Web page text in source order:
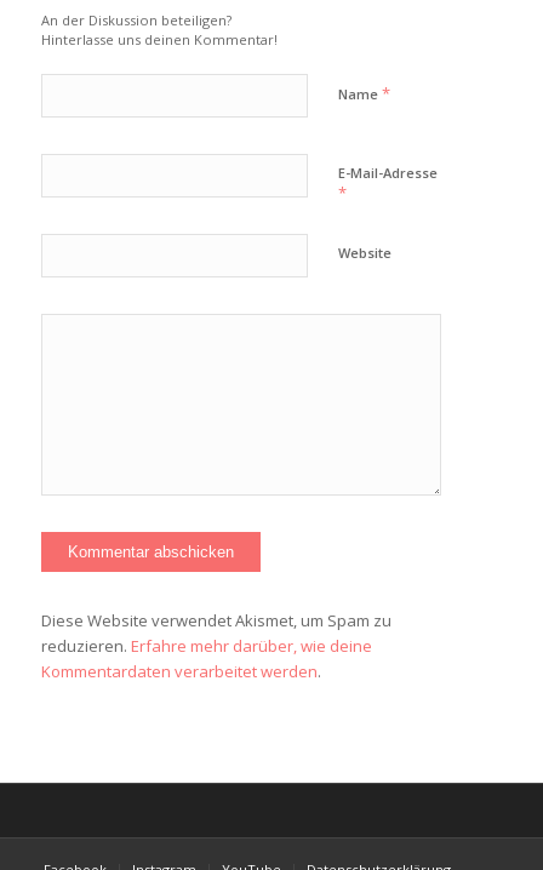
An der Diskussion beteiligen?
Hinterlasse uns deinen Kommentar!
Name *
E-Mail-Adresse
*
Website
Diese Website verwendet Akismet, um Spam zu
reduzieren. Erfahre mehr darüber, wie deine
Kommentardaten verarbeitet werden.